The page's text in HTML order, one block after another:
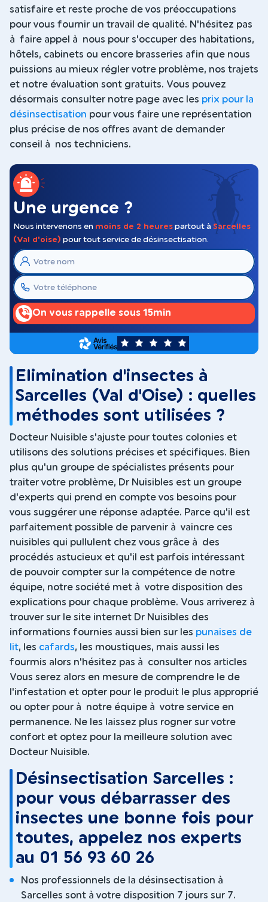
satisfaire et reste proche de vos préoccupations
pour vous fournir un travail de qualité. N'hésitez pas
à faire appel à nous pour s'occuper des habitations,
hôtels, cabinets ou encore brasseries afin que nous
puissions au mieux régler votre problème, nos trajets
et notre évaluation sont gratuits. Vous pouvez
désormais consulter notre page avec les prix pour la
désinsectisation pour vous faire une représentation
plus précise de nos offres avant de demander
conseil à nos techniciens.
Une urgence ?
Nous intervenons en moins de 2 heures partout à Sarcelles
(Val d'oise) pour tout service de désinsectisation.
On vous rappelle sous 15min
5
Elimination d'insectes à
Sarcelles (Val d'Oise) : quelles
méthodes sont utilisées ?
Docteur Nuisible s'ajuste pour toutes colonies et
utilisons des solutions précises et spécifiques. Bien
plus qu'un groupe de spécialistes présents pour
traiter votre problème, Dr Nuisibles est un groupe
d'experts qui prend en compte vos besoins pour
vous suggérer une réponse adaptée. Parce qu'il est
parfaitement possible de parvenir à vaincre ces
nuisibles qui pullulent chez vous grâce à des
procédés astucieux et qu'il est parfois intéressant
de pouvoir compter sur la compétence de notre
équipe, notre société met à votre disposition des
explications pour chaque problème. Vous arriverez à
trouver sur le site internet Dr Nuisibles des
informations fournies aussi bien sur les punaises de
lit, les cafards, les moustiques, mais aussi les
fourmis alors n'hésitez pas à consulter nos articles
Vous serez alors en mesure de comprendre le de
l'infestation et opter pour le produit le plus approprié
ou opter pour à notre équipe à votre service en
permanence. Ne les laissez plus rogner sur votre
confort et optez pour la meilleure solution avec
Docteur Nuisible.
Désinsectisation Sarcelles :
pour vous débarrasser des
insectes une bonne fois pour
toutes, appelez nos experts
au 01 56 93 60 26
Nos professionnels de la désinsectisation à
Sarcelles sont à votre disposition 7 jours sur 7.